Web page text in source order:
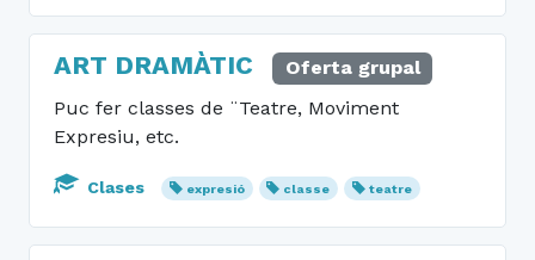
ART DRAMÀTIC
Oferta grupal
Puc fer classes de ¨Teatre, Moviment
Expresiu, etc.
Clases expresió classe teatre